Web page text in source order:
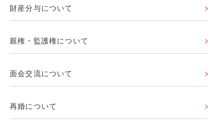
財産分与について
親権・監護権について
面会交流について
再婚について